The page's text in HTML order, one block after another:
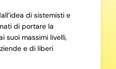
di sistemisti e
di portare la
suoi massimi livelli,
e di liberi